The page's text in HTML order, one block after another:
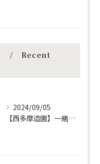
Recent
2024/09/05
【西多摩造園】一緒にアットフォームな職場で働きませんか？